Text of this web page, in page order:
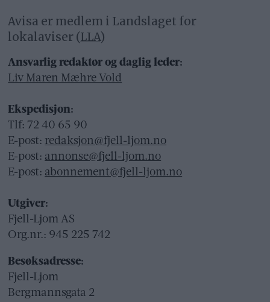
Avisa er medlem i Landslaget for
lokalaviser (LLA)
Ansvarlig redaktør og daglig leder:
Liv Maren Mæhre Vold
Ekspedisjon:
Tlf: 72 40 65 90
E-post: redaksjon@fjell-ljom.no
E-post: annonse@fjell-ljom.no
E-post: abonnement@fjell-ljom.no
Utgiver:
Fjell-Ljom AS
Org.nr.: 945 225 742
Besøksadresse:
Fjell-Ljom
Bergmannsgata 2